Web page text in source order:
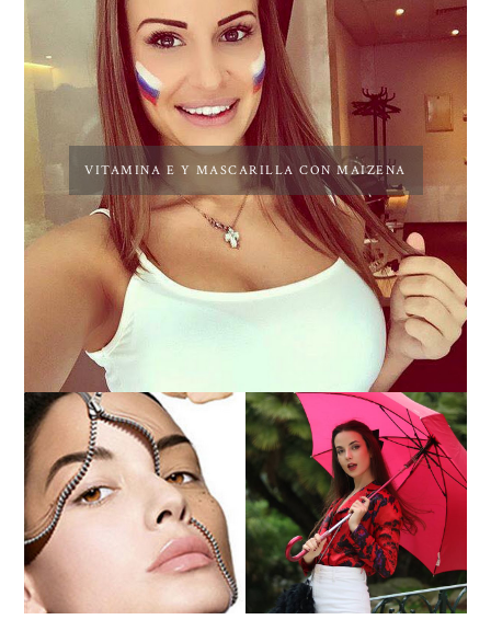
VITAMINA E Y MASCARILLA CON MAIZENA
PEELING QUIMICO DE
ACIDO SALICILICO:
PIEL NUEVA
ENTREVISTA A SUSANA
ARCOCHA